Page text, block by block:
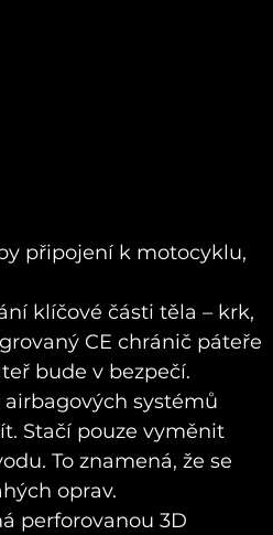
připojení k motocyklu,
klíčové části těla – krk,
CE chránič páteře
bude v bezpečí.
systémů
Stačí pouze vyměnit
To znamená, že se
oprav.
perforovanou 3D